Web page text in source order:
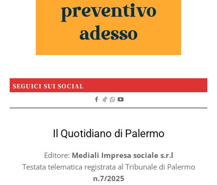
SEGUICI SUI SOCIAL
Il Quotidiano di Palermo
Editore: Mediali Impresa sociale s.r.l
Testata telematica registrata al Tribunale di Palermo
n.7/2025